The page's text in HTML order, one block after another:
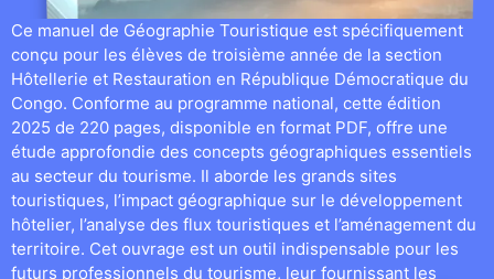
Ce manuel de Géographie Touristique est spécifiquement
conçu pour les élèves de troisième année de la section
Hôtellerie et Restauration en République Démocratique du
Congo. Conforme au programme national, cette édition
2025 de 220 pages, disponible en format PDF, offre une
étude approfondie des concepts géographiques essentiels
au secteur du tourisme. Il aborde les grands sites
touristiques, l’impact géographique sur le développement
hôtelier, l’analyse des flux touristiques et l’aménagement du
territoire. Cet ouvrage est un outil indispensable pour les
futurs professionnels du tourisme, leur fournissant les